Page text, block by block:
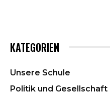
KATEGORIEN
Unsere Schule
Politik und Gesellschaft